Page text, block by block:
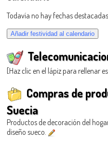
Todavía no hay fechas
[Haz clic en el lápiz para rellenar
Compras de
Suecia
Productos de decoración del
diseño sueco.